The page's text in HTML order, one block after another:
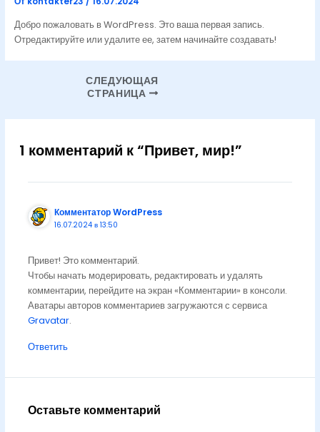
Добро пожаловать в WordPress. Это ваша первая запись.
Отредактируйте или удалите ее, затем начинайте создавать!
СЛЕДУЮЩАЯ
СТРАНИЦА
1 комментарий к “Привет, мир!”
Комментатор WordPress
16.07.2024 в 13:50
Привет! Это комментарий.
Чтобы начать модерировать, редактировать и удалять
комментарии, перейдите на экран «Комментарии» в консоли.
Аватары авторов комментариев загружаются с сервиса
Gravatar.
Ответить
Оставьте комментарий